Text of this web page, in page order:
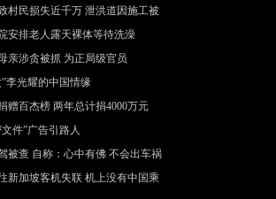
村民损失近千万 泄洪道因施工被
安排老人露天裸体等待洗澡
亲涉贪被抓 为正局级官员
李光耀的中国情缘
赠百杰榜 两年总计捐4000万元
件”广告引路人
被查 自称：心中有佛 不会出车祸
新加坡客机失联 机上没有中国乘